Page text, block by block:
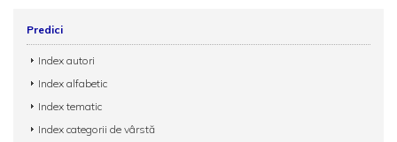
Predici
Index autori
Index alfabetic
Index tematic
Index categorii de vârstă